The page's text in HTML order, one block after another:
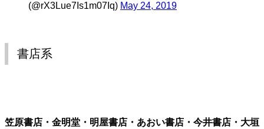
(@rX3Lue7Is1m07Iq) May 24, 2019
書店系
笠原書店・金明堂・明屋書店・あおい書店・今井書店・大垣